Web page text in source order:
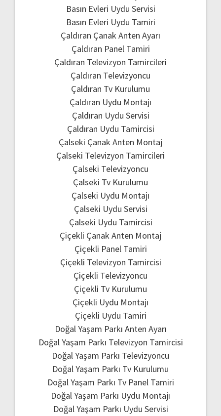
Basın Evleri Uydu Servisi
Basın Evleri Uydu Tamiri
Çaldıran Çanak Anten Ayarı
Çaldıran Panel Tamiri
Çaldıran Televizyon Tamircileri
Çaldıran Televizyoncu
Çaldıran Tv Kurulumu
Çaldıran Uydu Montajı
Çaldıran Uydu Servisi
Çaldıran Uydu Tamircisi
Çalseki Çanak Anten Montaj
Çalseki Televizyon Tamircileri
Çalseki Televizyoncu
Çalseki Tv Kurulumu
Çalseki Uydu Montajı
Çalseki Uydu Servisi
Çalseki Uydu Tamircisi
Çiçekli Çanak Anten Montaj
Çiçekli Panel Tamiri
Çiçekli Televizyon Tamircisi
Çiçekli Televizyoncu
Çiçekli Tv Kurulumu
Çiçekli Uydu Montajı
Çiçekli Uydu Tamiri
Doğal Yaşam Parkı Anten Ayarı
Doğal Yaşam Parkı Televizyon Tamircisi
Doğal Yaşam Parkı Televizyoncu
Doğal Yaşam Parkı Tv Kurulumu
Doğal Yaşam Parkı Tv Panel Tamiri
Doğal Yaşam Parkı Uydu Montajı
Doğal Yaşam Parkı Uydu Servisi